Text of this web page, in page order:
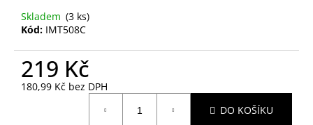
Skladem (3 ks)
Kód: IMT508C
219 Kč
180,99 Kč bez DPH
DO KOŠÍKU
u
e
m
e